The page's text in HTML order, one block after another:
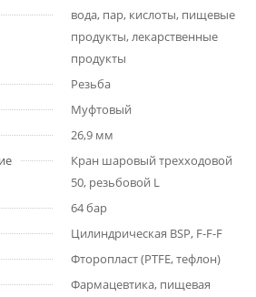
вода, пар, кислоты, пищевые
продукты, лекарственные
продукты
Резьба
Муфтовый
26,9 мм
Кран шаровый трехходовой
50, резьбовой L
64 бар
Цилиндрическая BSP, F-F-F
Фторопласт (PTFE, тефлон)
Фармацевтика, пищевая